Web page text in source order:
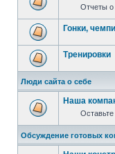
Отчеты о
Гонки,
Тренировки
Люди сайта о себе
Наша
Обсуждение готовых